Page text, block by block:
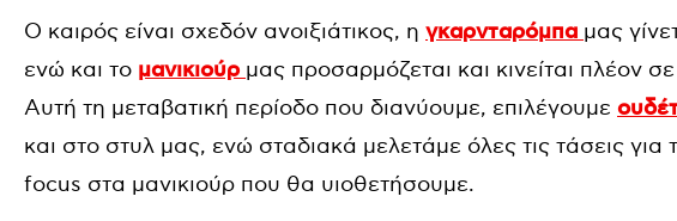
Ο καιρός είναι σχεδόν ανοιξιάτικος, η γκαρνταρόμπα μας
ενώ και το μανικιούρ μας προσαρμόζεται και κινείται πλέον
Αυτή τη μεταβατική περίοδο που διανύουμε, επιλέγουμε
και στο στυλ μας, ενώ σταδιακά μελετάμε όλες τις τάσεις για
focus στα μανικιούρ που θα υιοθετήσουμε.